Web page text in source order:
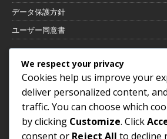
データ保護方針
ユーザー同意書
4-1-4-1フォーメーションにおけるゲーム状
決定、戦術
4-1-4-1 フォーメーション：選手のポジショ
軟性
We respect your privacy
Cookies help us improve your
deliver personalized content,
traffic. You can choose which
by clicking Customize. Click
consent or Reject All to decline